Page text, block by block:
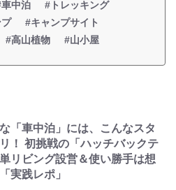
中泊
#トレッキング
#キャンプサイト
#高山植物 #山小屋
「車中泊」には、こんなスタ
！ 初挑戦の「ハッチバックテ
リビング設営＆使い勝手は想
実践レポ」